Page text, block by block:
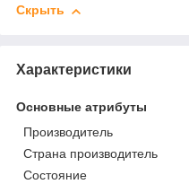
Скрыть
Характеристики
Основные атрибуты
Производитель
Страна производитель
Состояние